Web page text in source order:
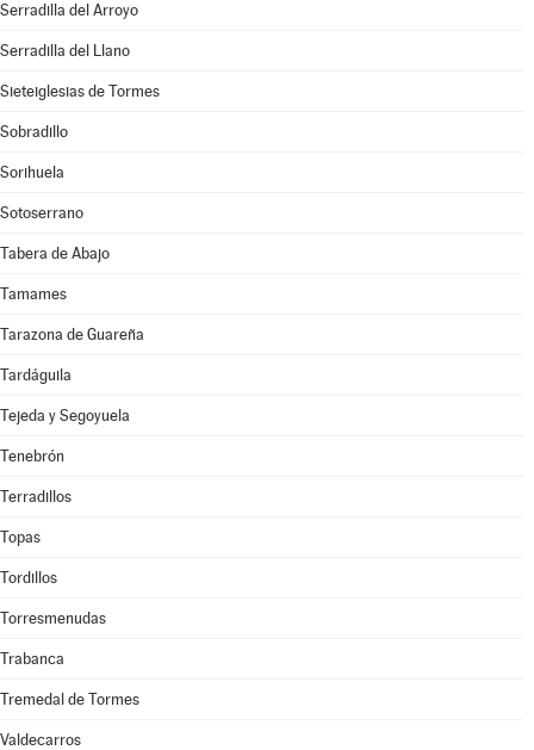
Serradilla del Arroyo
Serradilla del Llano
Sieteiglesias de Tormes
Sobradillo
Sorihuela
Sotoserrano
Tabera de Abajo
Tamames
Tarazona de Guareña
Tardáguila
Tejeda y Segoyuela
Tenebrón
Terradillos
Topas
Tordillos
Torresmenudas
Trabanca
Tremedal de Tormes
Valdecarros